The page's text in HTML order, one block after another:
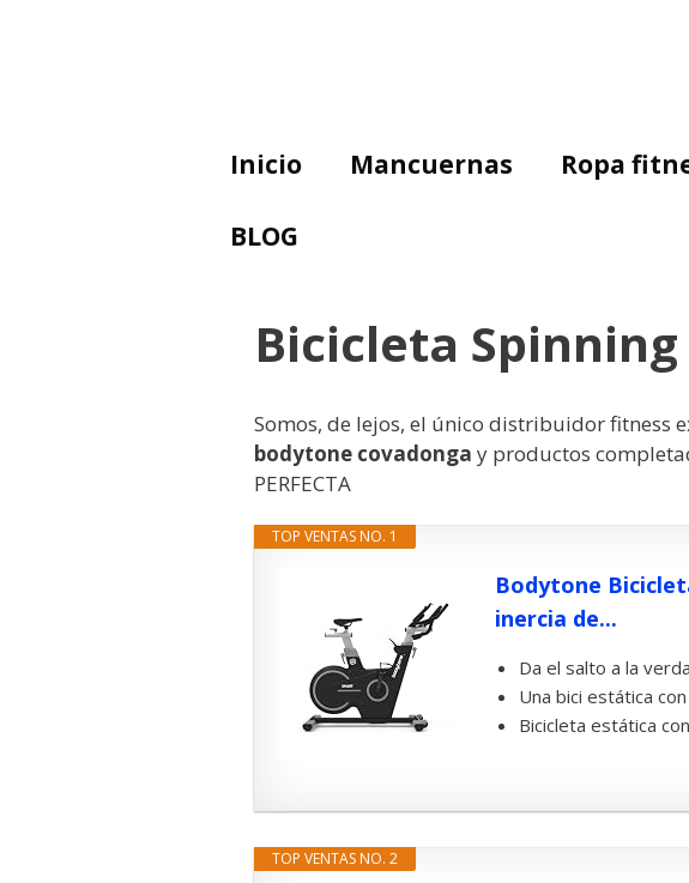
Inicio Mancuernas Ropa
BLOG
Bicicleta
Somos, de lejos, el único distribuidor fitness
bodytone covadonga y productos
PERFECTA
TOP VENTAS NO. 1
Bodytone
inercia de...
Da el salto a la
Una bici estática
Bicicleta estática
TOP VENTAS NO. 2